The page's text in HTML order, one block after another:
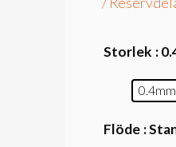
Storlek :
0.4mm
Flöde :